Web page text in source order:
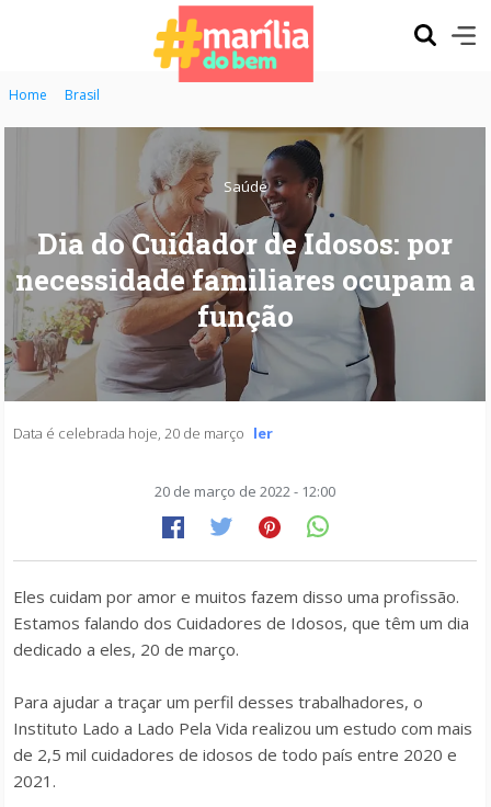
Home Brasil
Saúde
Dia do Cuidador de Idosos: por
necessidade familiares ocupam a
função
Data é celebrada hoje, 20 de março ler
20 de março de 2022 - 12:00
Eles cuidam por amor e muitos fazem disso uma profissão.
Estamos falando dos Cuidadores de Idosos, que têm um dia
dedicado a eles, 20 de março.
Para ajudar a traçar um perfil desses trabalhadores, o
Instituto Lado a Lado Pela Vida realizou um estudo com mais
de 2,5 mil cuidadores de idosos de todo país entre 2020 e
2021.